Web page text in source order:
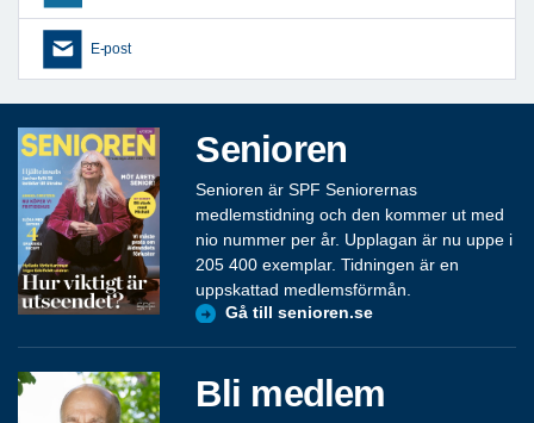
E-post
Senioren
Senioren är SPF Seniorernas
medlemstidning och den kommer ut med
nio nummer per år. Upplagan är nu uppe i
205 400 exemplar. Tidningen är en
uppskattad medlemsförmån.
Gå till senioren.se
Bli medlem